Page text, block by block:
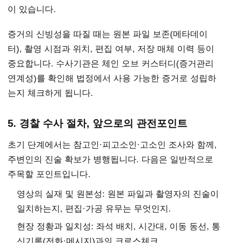
이 있습니다.
증거의 신빙성을 따질 때는 원본 파일 보존(메타데이
터), 촬영 시점과 위치, 편집 여부, 저장 매체 이력 등이
중요합니다. 수사기관은 체인 오브 커스터디(증거관리
연계성)를 확인해 법정에서 사용 가능한 증거로 성립하
는지 체크하게 됩니다.
5. 경찰 수사 절차, 앞으로의 관전포인트
초기 단계에서는 참고인·피고소인·고소인 조사와 함께,
주변인의 진술 확보가 병행됩니다. 다음은 일반적으로
주목할 포인트입니다.
영상의 실재 및 원본성: 원본 파일과 촬영자의 진술이
일치하는지, 편집·가공 유무는 무엇인지.
현장 정황과 일치성: 좌석 배치, 시간대, 이동 동선, 통